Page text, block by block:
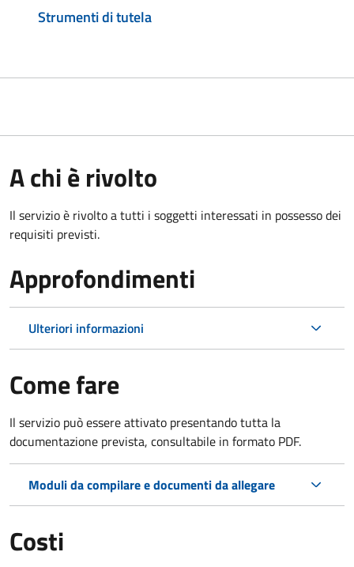
Strumenti di tutela
A chi è rivolto
Il servizio è rivolto a tutti i soggetti interessati in possesso dei
requisiti previsti.
Approfondimenti
Ulteriori informazioni
Come fare
Il servizio può essere attivato presentando tutta la
documentazione prevista, consultabile in formato PDF.
Moduli da compilare e documenti da allegare
Costi